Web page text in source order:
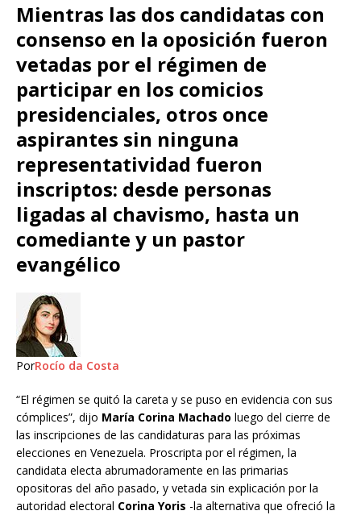
Mientras las dos candidatas con
consenso en la oposición fueron
vetadas por el régimen de
participar en los comicios
presidenciales, otros once
aspirantes sin ninguna
representatividad fueron
inscriptos: desde personas
ligadas al chavismo, hasta un
comediante y un pastor
evangélico
PorRocío da Costa
“El régimen se quitó la careta y se puso en evidencia con sus
cómplices”, dijo María Corina Machado luego del cierre de
las inscripciones de las candidaturas para las próximas
elecciones en Venezuela. Proscripta por el régimen, la
candidata electa abrumadoramente en las primarias
opositoras del año pasado, y vetada sin explicación por la
autoridad electoral Corina Yoris -la alternativa que ofreció la